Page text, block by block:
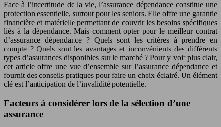
Face à l’incertitude de la vie, l’assurance dépendance constitue une
protection essentielle, surtout pour les seniors. Elle offre une garantie
financière et matérielle permettant de couvrir les besoins spécifiques
liés à la dépendance. Mais comment opter pour le meilleur contrat
d’assurance dépendance ? Quels sont les critères à prendre en
compte ? Quels sont les avantages et inconvénients des différents
types d’assurances disponibles sur le marché ? Pour y voir plus clair,
cet article offre une vue d’ensemble sur l’assurance dépendance et
fournit des conseils pratiques pour faire un choix éclairé. Un élément
clé est l’anticipation de l’invalidité potentielle.
Facteurs à considérer lors de la sélection d’une
assurance